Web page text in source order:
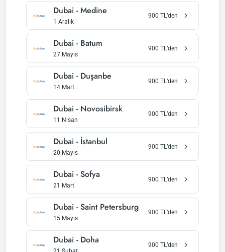
Dubai -Medine
1 Aralık
900 TL’den
Dubai - Batum
27 Mayıs
900 TL’den
Dubai - Duşanbe
14 Mart
900 TL’den
Dubai - Novosibirsk
11 Nisan
900 TL’den
Dubai - İstanbul
20 Mayıs
900 TL’den
Dubai -Sofya
21 Mart
900 TL’den
Dubai -Saint Petersburg
15 Mayıs
900 TL’den
Dubai - Doha 900 TL’den